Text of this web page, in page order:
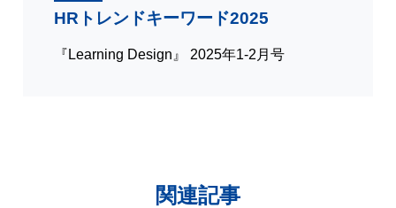
HRトレンドキーワード2025
『Learning Design』 2025年1-2月号
関連記事